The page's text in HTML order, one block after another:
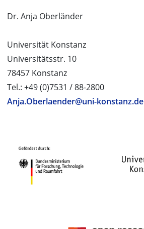
Dr. Anja Oberländer
Universität Konstanz
Universitätsstr. 10
78457 Konstanz
Tel.: +49 (0)7531 / 88-2800
Anja.Oberlaender@uni-konstanz.de